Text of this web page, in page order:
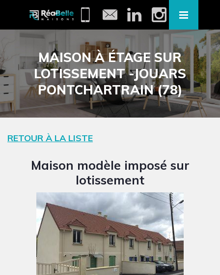
MAISON À ÉTAGE SUR
LOTISSEMENT -JOUARS
PONTCHARTRAIN (78)
RETOUR À LA LISTE
Maison modèle imposé sur
lotissement